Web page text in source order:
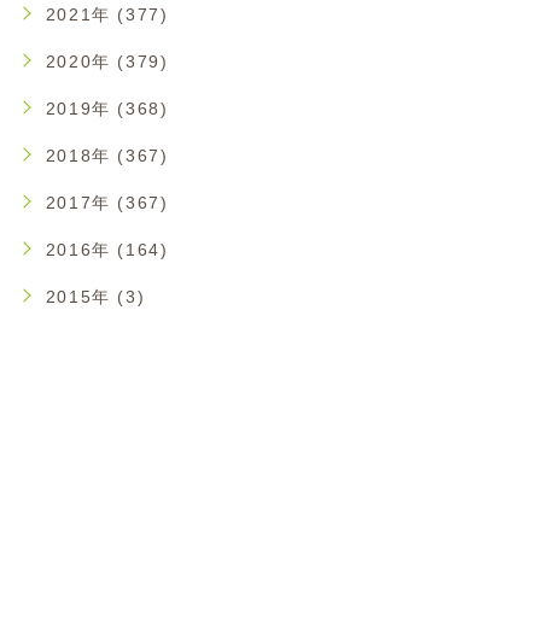
2021年 (377)
2020年 (379)
2019年 (368)
2018年 (367)
2017年 (367)
2016年 (164)
2015年 (3)